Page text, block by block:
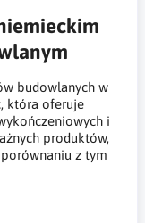
budowlanych w
która oferuje
i
produktów,
z tym